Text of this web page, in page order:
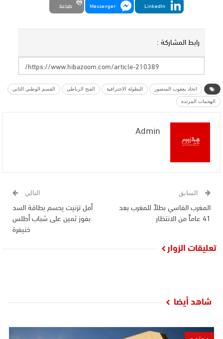
LinkedIn
Messenger طباعة
رابط المشاركة :
اتحاد يعقوب المنصور البطولة الاحترافية الفتح الرباطي القسم الوطني الثاني
الهجمات المرتدة
Admin
السابق
المغرب الفاسي بطلاً للمغرب بعد
41 عاماً من الانتظار
التالي
أمل تزنيت يحسم بطاقة السد
بفوز ثمين على شباب أطلس
خنيفرة
تعليقات الزوار
شاهد أيضا